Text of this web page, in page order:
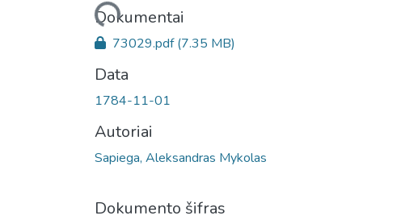
Įkeliama...
Dokumentai
73029.pdf(7.35 MB)
Data
1784-11-01
Autoriai
Sapiega, Aleksandras Mykolas
Dokumento šifras